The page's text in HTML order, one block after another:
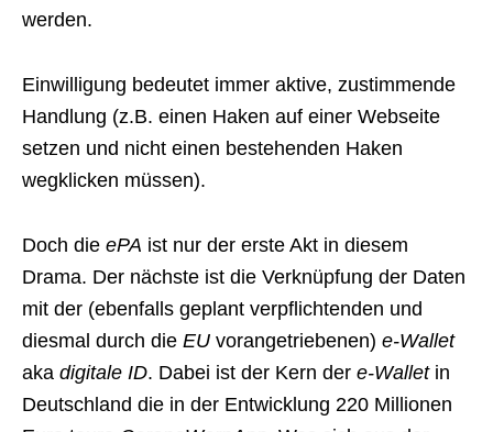
werden.
Einwilligung bedeutet immer aktive, zustimmende
Handlung (z.B. einen Haken auf einer Webseite
setzen und nicht einen bestehenden Haken
wegklicken müssen).
Doch die ePA ist nur der erste Akt in diesem
Drama. Der nächste ist die Verknüpfung der Daten
mit der (ebenfalls geplant verpflichtenden und
diesmal durch die EU vorangetriebenen) e-Wallet
aka digitale ID. Dabei ist der Kern der e-Walletin
Deutschland die in der Entwicklung 220 Millionen